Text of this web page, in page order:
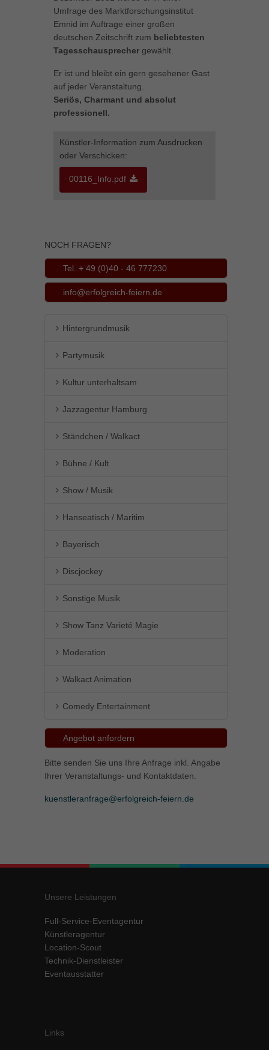
Umfrage des Marktforschungsinstitut
Emnid im Auftrage einer großen
deutschen Zeitschrift zum beliebtesten
Tagesschausprecher gewählt.
Er ist und bleibt ein gern gesehener Gast
auf jeder Veranstaltung.
Seriös, Charmant und absolut
professionell.
Künstler-Information zum Ausdrucken
oder Verschicken:
00116_Info.pdf
NOCH FRAGEN?
Tel. + 49 (0)40 - 46 777230
info@erfolgreich-feiern.de
Hintergrundmusik
Partymusik
Kultur unterhaltsam
Jazzagentur Hamburg
Ständchen / Walkact
Bühne / Kult
Show / Musik
Hanseatisch / Maritim
Bayerisch
Discjockey
Sonstige Musik
Show Tanz Varieté Magie
Moderation
Walkact Animation
Comedy Entertainment
Angebot anfordern
Bitte senden Sie uns Ihre Anfrage inkl. Angabe
Ihrer Veranstaltungs- und Kontaktdaten.
kuenstleranfrage@erfolgreich-feiern.de
Unsere Leistungen
Full-Service-Eventagentur
Künstleragentur
Location-Scout
Technik-Dienstleister
Eventausstatter
Links
können Ihre Einwilligung zu ganzen Kategorien geben oder sich
weitere Informationen anzeigen lassen und so nur bestimmte
Cookies auswählen.
Zurück
Datenschutzeinstellungen
Essenziell (1)
die einwandfreie Funktion der Website erforderlich.
Cookie-Informationen anzeigen
Marketing (1)
Externe Medien (5)
Inhalte von Videoplattformen und Social-Media-Plattformen werden
standardmäßig blockiert. Wenn Cookies von externen Medien akzeptiert
werden, bedarf der Zugriff auf diese Inhalte keiner manuellen Einwilligung
Cookie-Informationen anzeigen